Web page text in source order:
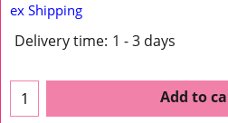
ex Shipping
Delivery time: 1 - 3 days
Add to